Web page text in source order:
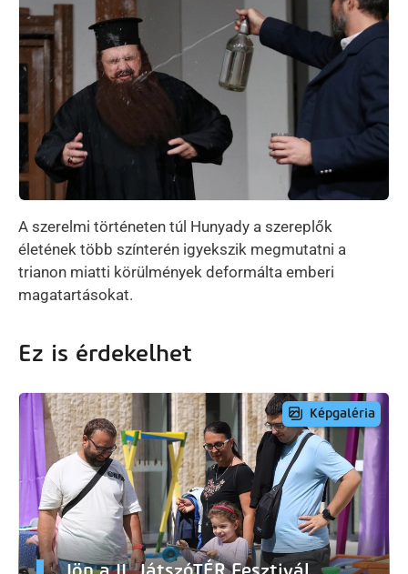
A szerelmi történeten túl Hunyady a szereplők
életének több színterén igyekszik megmutatni a
trianon miatti körülmények deformálta emberi
magatartásokat.
Ez is érdekelhet
Képgaléria